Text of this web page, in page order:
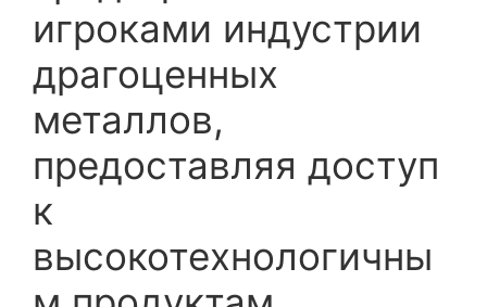
игроками индустрии
драгоценных
металлов,
предоставляя доступ
к
высокотехнологичны